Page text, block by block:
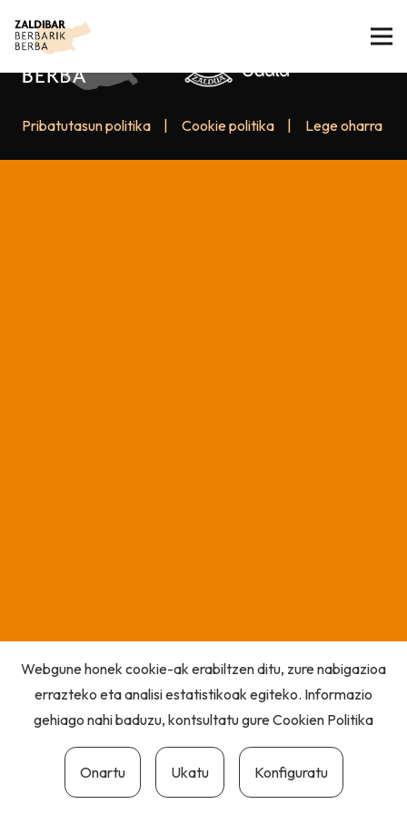
Pribatutasun politika Cookie politika Lege oharra
Webgune honek cookie-ak erabiltzen ditu, zure nabigazioa
errazteko eta analisi estatistikoak egiteko. Informazio
gehiago nahi baduzu, kontsultatu gureCookien Politika
Onartu Ukatu Konfiguratu